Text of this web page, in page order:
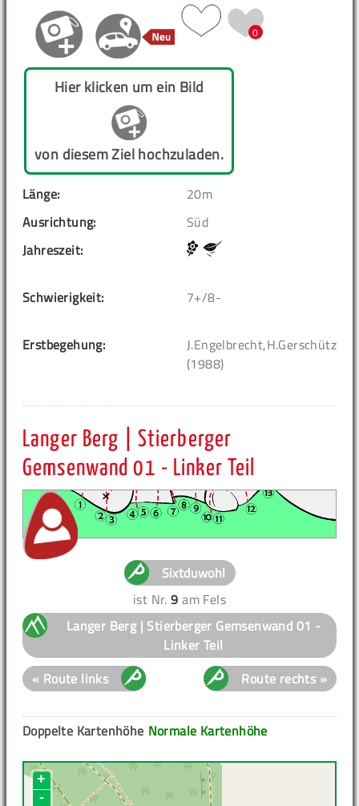
0
Hier klicken um ein Bild
von diesem Ziel hochzuladen.
Länge:
20m
Ausrichtung:
Süd
Jahreszeit:
Schwierigkeit: 7+/8-
Erstbegehung:
J.Engelbrecht,H.Gerschütz
(1988)
Langer Berg | Stierberger
Gemsenwand 01 - Linker Teil
Sixtduwohl
ist Nr.9 am Fels
Langer Berg | Stierberger Gemsenwand 01 -
Linker Teil
« Route links
Route rechts »
Normale Kartenhöhe
Doppelte Kartenhöhe
+
-